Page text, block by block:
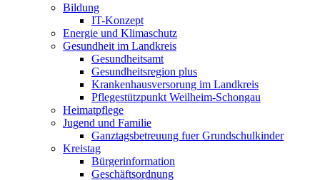
Bildung
IT-Konzept
Energie und Klimaschutz
Gesundheit im Landkreis
Gesundheitsamt
Gesundheitsregion plus
Krankenhausversorung im Landkreis
Pflegestützpunkt Weilheim-Schongau
Heimatpflege
Jugend und Familie
Ganztagsbetreuung fuer Grundschulkinder
Kreistag
Bürgerinformation
Geschäftsordnung